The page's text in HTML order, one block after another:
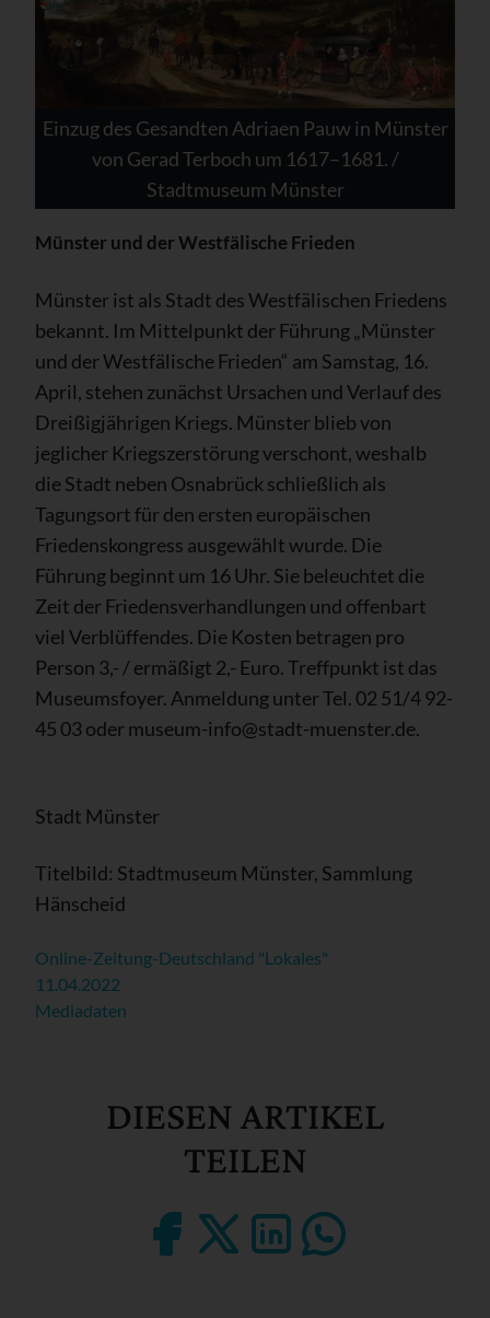
Einzug des Gesandten Adriaen Pauw in Münster
von Gerad Terboch um 1617–1681. /
Stadtmuseum Münster
Münster und der Westfälische Frieden
Münster ist als Stadt des Westfälischen Friedens
bekannt. Im Mittelpunkt der Führung „Münster
und der Westfälische Frieden“ am Samstag, 16.
April, stehen zunächst Ursachen und Verlauf des
Dreißigjährigen Kriegs. Münster blieb von
jeglicher Kriegszerstörung verschont, weshalb
die Stadt neben Osnabrück schließlich als
Tagungsort für den ersten europäischen
Friedenskongress ausgewählt wurde. Die
Führung beginnt um 16 Uhr. Sie beleuchtet die
Zeit der Friedensverhandlungen und offenbart
viel Verblüffendes. Die Kosten betragen pro
Person 3,- / ermäßigt 2,- Euro. Treffpunkt ist das
Museumsfoyer. Anmeldung unter Tel. 02 51/4 92-
45 03 oder museum-info@stadt-muenster.de.
Stadt Münster
Titelbild: Stadtmuseum Münster, Sammlung
Hänscheid
Online-Zeitung-Deutschland "Lokales"
11.04.2022
Mediadaten
DIESEN ARTIKEL
TEILEN